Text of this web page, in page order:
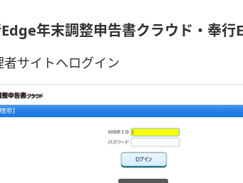
年末調整申告書クラウド・奉行
者サイトへログイン